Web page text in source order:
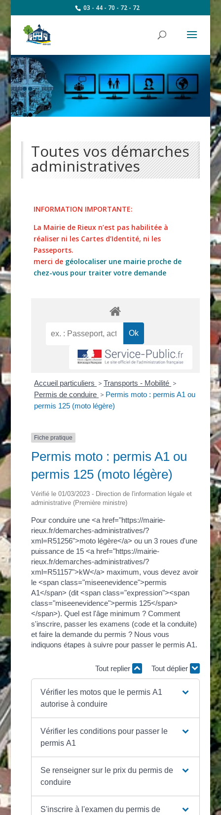
03 - 44 - 70 - 72 - 72
Toutes vos démarches
administratives
INFORMATION IMPORTANTE:
La Mairie de Rieux n’est pas habilitée à
réaliser ni les Cartes d’Identité, ni les
Passeports.
merci de géolocaliser une mairie proche de
chez-vous pour traiter votre demande
Accueil particuliers > Transports - Mobilité >
Permis de conduire > Permis moto : permis A1 ou
permis 125 (moto légère)
Fiche pratique
Permis moto : permis A1 ou
permis 125 (moto légère)
Vérifié le 01/03/2023 - Direction de l'information légale et
administrative (Première ministre)
Pour conduire une <a href="https://mairie-
rieux.fr/demarches-administratives/?
xml=R51256">moto légère</a> ou un 3 roues d'une
puissance de 15 <a href="https://mairie-
rieux.fr/demarches-administratives/?
xml=R51157">kW</a> maximum, vous devez avoir
le <span class="miseenevidence">permis
A1</span> (dit <span class="expression"><span
class="miseenevidence">permis 125</span>
</span>). Quel est l'âge minimum ? Comment
s'inscrire, passer les examens (code et la conduite)
et faire la demande du permis ? Nous vous
indiquons étapes à suivre pour passer le permis A1.
Tout replier Tout déplier
Vérifier les motos que le permis A1
autorise à conduire
Vérifier les conditions pour passer le
permis A1
Se renseigner sur le prix du permis de
conduire
S'inscrire à l'examen du permis de